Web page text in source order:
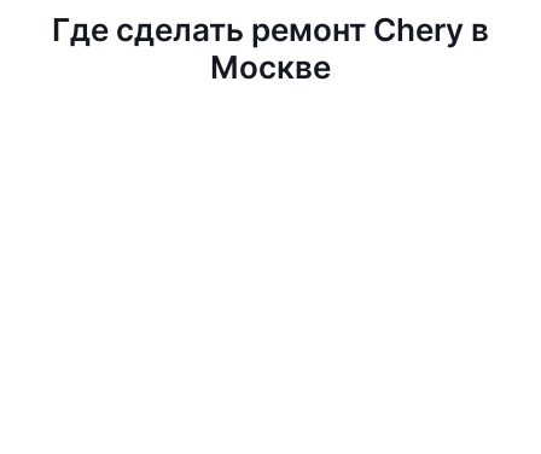
Где сделать ремонт Chery в
Москве